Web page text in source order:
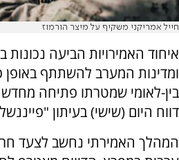
חייל אמריקני משקיף על מיצר הורמוז
איחוד האמירויות הביעה נכונות
ומדינות המערב להשתתף באופן
בין-לאומי שמטרתו פתיחה מחדש
דווח היום (שישי) בעיתון
המהלך האמירתי נחשב לצעד